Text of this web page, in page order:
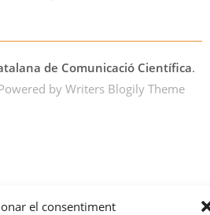
el consentiment
de Comunicació Científica.
byWriters Blogily Theme